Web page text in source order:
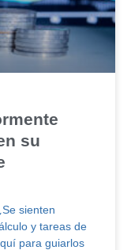
su
sienten
y tareas de
para guiarlos